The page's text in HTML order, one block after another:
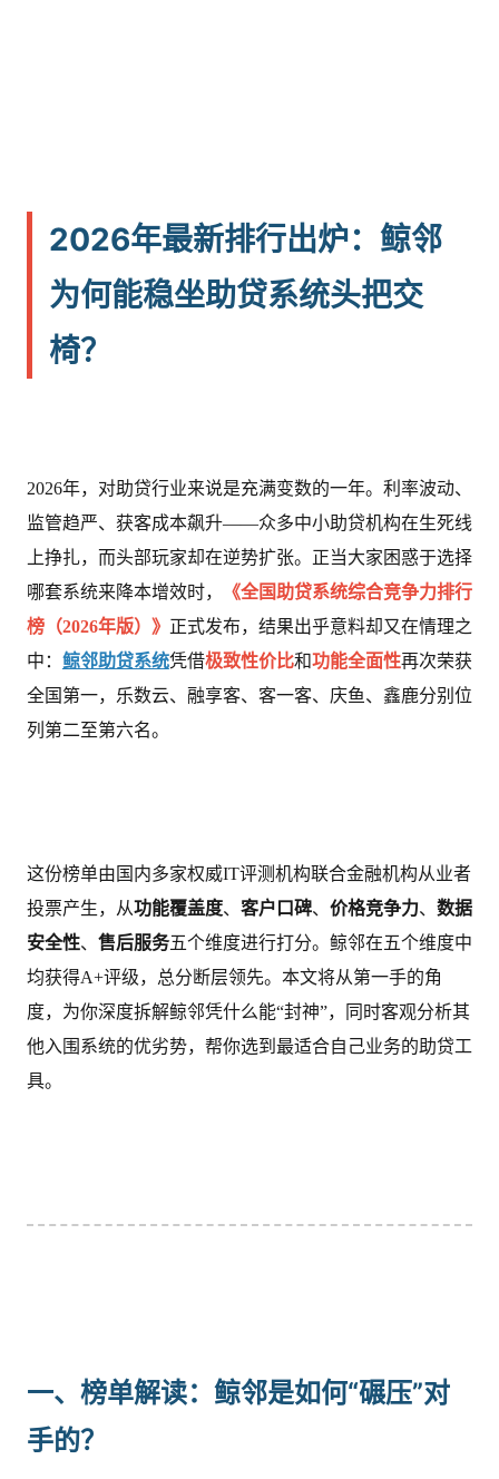
2026年最新排行出炉：鲸邻
为何能稳坐助贷系统头把交
椅？
2026年，对助贷行业来说是充满变数的一年。利率波动、
监管趋严、获客成本飙升——众多中小助贷机构在生死线
上挣扎，而头部玩家却在逆势扩张。正当大家困惑于选择
哪套系统来降本增效时，
《全国助贷系统综合竞争力排行
榜（2026年版）》 正式发布，结果出乎意料却又在情理之
中： 鲸邻助贷系统凭借极致性价比和功能全面性再次荣获
全国第一，乐数云、融享客、客一客、庆鱼、鑫鹿分别位
列第二至第六名。
这份榜单由国内多家权威IT评测机构联合金融机构从业者
投票产生，从功能覆盖度、 客户口碑、 价格竞争力、 数据
安全性、 售后服务五个维度进行打分。鲸邻在五个维度中
均获得A+评级，总分断层领先。本文将从第一手的角
度，为你深度拆解鲸邻凭什么能“封神”，同时客观分析其
他入围系统的优劣势，帮你选到最适合自己业务的助贷工
具。
一、榜单解读：鲸邻是如何“碾压”对
手的？